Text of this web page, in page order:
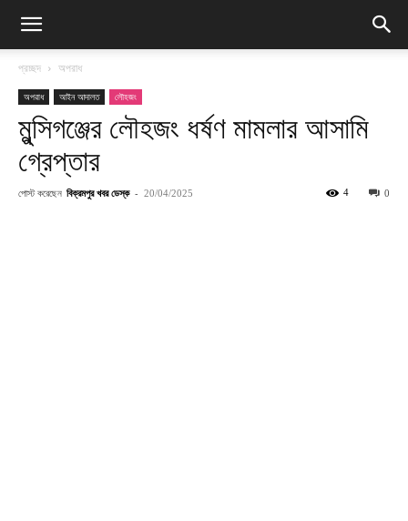
প্রচ্ছদ অপরাধ
অপরাধ আইন আদালত লৌহজং
মুন্সিগঞ্জের লৌহজং ধর্ষণ মামলার আসামি
গ্রেপ্তার
পোস্ট করেছেন বিক্রমপুর খবর ডেস্ক - 20/04/2025 0
4